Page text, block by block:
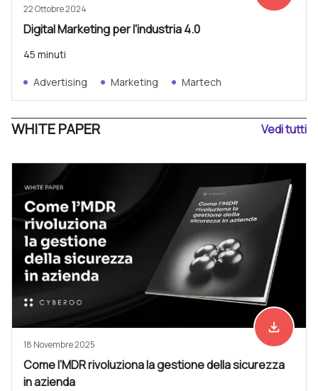
22 Ottobre 2024
Digital Marketing per l'industria 4.0
45 minuti
Advertising Marketing Martech
WHITE PAPER Vedi tutti
Scarica
file_download
18 Novembre 2025
Come l’MDR rivoluziona la gestione della sicurezza
in azienda